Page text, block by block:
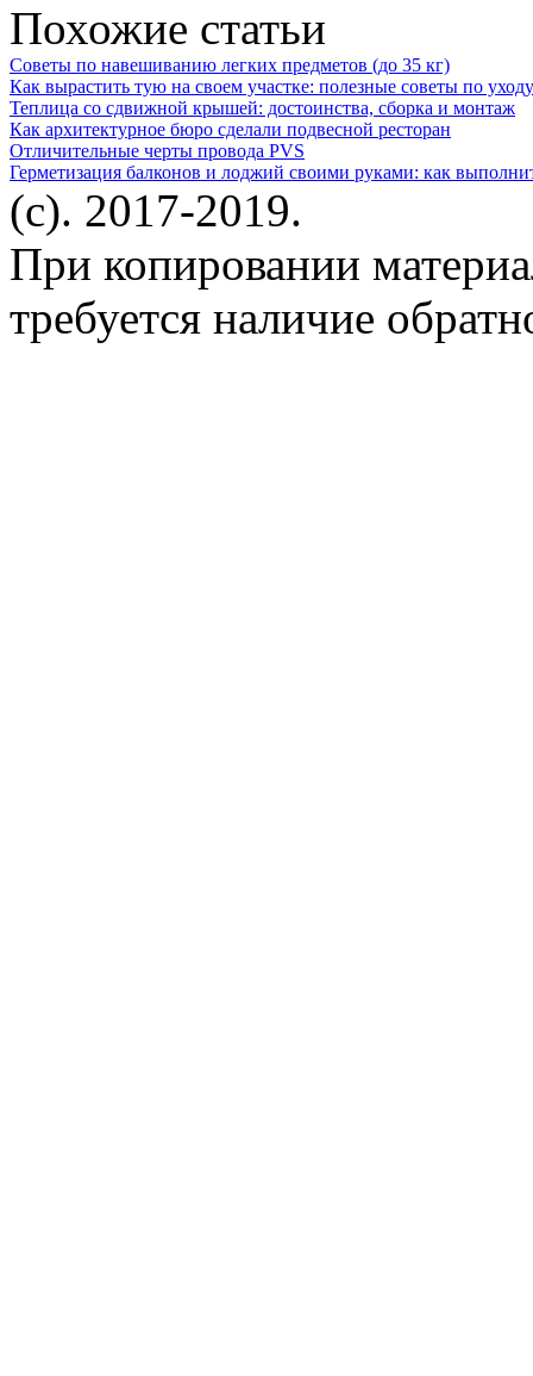
Похожие статьи
Советы по навешиванию легких предметов (до 35 кг)
Как вырастить тую на своем участке: полезные советы по
Теплица со сдвижной крышей: достоинства, сборка и монтаж
Как архитектурное бюро сделали подвесной ресторан
Отличительные черты провода PVS
Герметизация балконов и лоджий своими руками: как
(c). 2017-2019.
При копировании
требуется наличие